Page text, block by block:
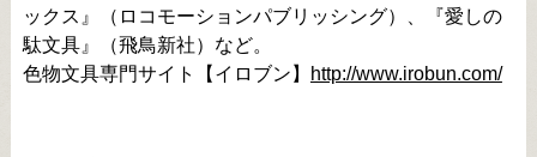
ックス』（ロコモーションパブリッシング）、『愛しの
駄文具』（飛鳥新社）など。
色物文具専門サイト【イロブン】
http://www.irobun.com/